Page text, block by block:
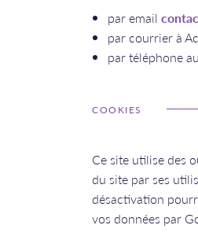
par email
par courrier à
par téléphone
COOKIES
Ce site utilise des
du site par ses
désactivation
vos données par